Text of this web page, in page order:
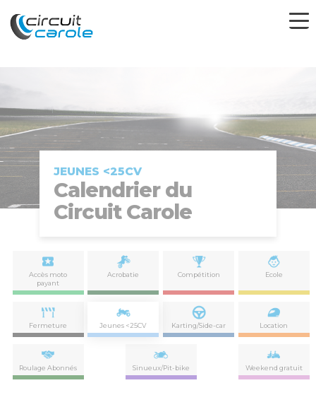
JEUNES <25CV
Calendrier du
Circuit Carole
Accès moto
payant
Acrobatie Compétition Ecole
Fermeture Jeunes <25CV Karting/Side-car Location
Roulage Abonnés Sinueux/Pit-bike Weekend gratuit